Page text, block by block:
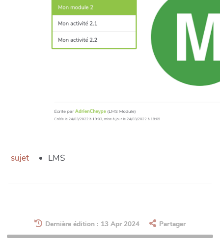
sujet LMS
Dernière édition : 13 Apr 2024 Partager